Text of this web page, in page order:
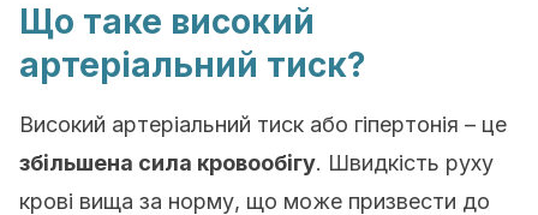
Що таке високий
артеріальний тиск?
Високий артеріальний тиск або гіпертонія – це
збільшена сила кровообігу. Швидкість руху
крові вища за норму, що може призвести до